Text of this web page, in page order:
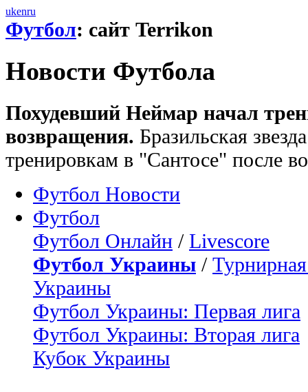
ukenru
Футбол: сайт Terrikon
Новости Футбола
Похудевший Неймар начал
возвращения. Бразильская
тренировкам в "Сантосе" после
Футбол Новости
Футбол
Футбол Онлайн / Livescore
Футбол Украины /
Украины
Футбол Украины: Первая лига
Футбол Украины: Вторая лига
Кубок Украины